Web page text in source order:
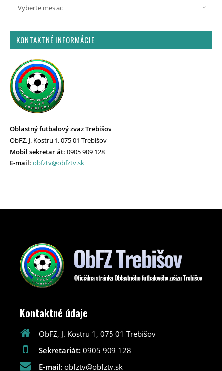
Vyberte mesiac
KONTAKTNÉ INFORMÁCIE
Oblastný futbalový zväz Trebišov
ObFZ, J. Kostru 1, 075 01 Trebišov
Mobil sekretariát: 0905 909 128
E-mail: obfztv@obfztv.sk
Kontaktné údaje
ObFZ, J. Kostru 1, 075 01 Trebišov
Sekretariát: 0905 909 128
E-mail: obfztv@obfztv.sk